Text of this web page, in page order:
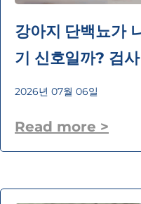
강아지 단백뇨가
기 신호일까? 검
2026년 07월 06일
Read more >